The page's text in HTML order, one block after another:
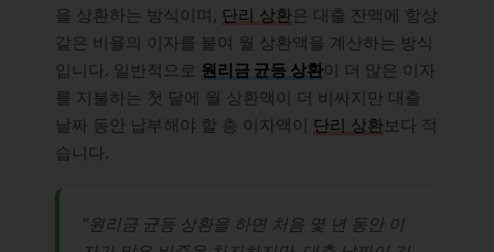
을 상환하는 방식이며, 단리 상환은 대출 잔액에 항상
같은 비율의 이자를 붙여 월 상환액을 계산하는 방식
입니다. 일반적으로 원리금 균등 상환이 더 많은 이자
를 지불하는 첫 달에 월 상환액이 더 비싸지만 대출
날짜 동안 납부해야 할 총 이자액이
단리 상환 보다 적
습니다.
“원리금 균등 상환을 하면 처음 몇 년 동안 이